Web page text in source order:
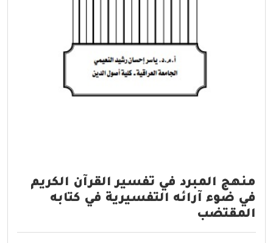
منهج المبرد في تفسير القرآن الكريم
في ضوء آرائه التفسيرية في كتابه
المقتضب